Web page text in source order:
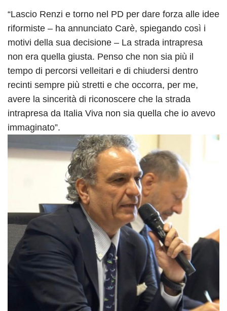
“Lascio Renzi e torno nel PD per dare forza alle idee
riformiste – ha annunciato Carè, spiegando così i
motivi della sua decisione – La strada intrapresa
non era quella giusta. Penso che non sia più il
tempo di percorsi velleitari e di chiudersi dentro
recinti sempre più stretti e che occorra, per me,
avere la sincerità di riconoscere che la strada
intrapresa da Italia Viva non sia quella che io avevo
immaginato”.